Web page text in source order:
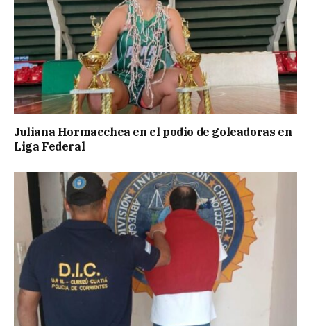
Juliana Hormaechea en el podio de goleadoras en
Liga Federal